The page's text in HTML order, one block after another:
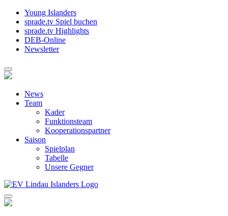
Young Islanders
sprade.tv Spiel buchen
sprade.tv Highlights
DEB-Online
Newsletter
News
Team
Kader
Funktionsteam
Kooperationspartner
Saison
Spielplan
Tabelle
Unsere Gegner